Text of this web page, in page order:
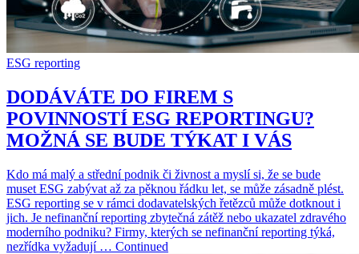
ESG reporting
DODÁVÁTE DO FIREM S
POVINNOSTÍ ESG REPORTINGU?
MOŽNÁ SE BUDE TÝKAT I VÁS
Kdo má malý a střední podnik či živnost a myslí si, že se bude
muset ESG zabývat až za pěknou řádku let, se může zásadně plést.
ESG reporting se v rámci dodavatelských řetězců může dotknout i
jich. Je nefinanční reporting zbytečná zátěž nebo ukazatel zdravého
moderního podniku? Firmy, kterých se nefinanční reporting týká,
nezřídka vyžadují … Continued